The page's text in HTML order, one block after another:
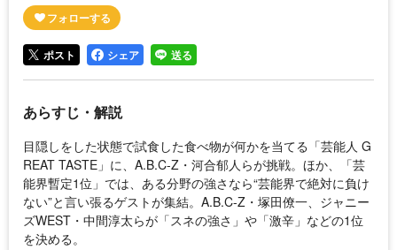
ポスト シェア 送る
あらすじ・解説
目隠しをした状態で試食した食べ物が何かを当てる「芸能人 G
REAT TASTE」に、A.B.C-Z・河合郁人らが挑戦。ほか、「芸
能界暫定1位」では、ある分野の強さなら“芸能界で絶対に負け
ない”と言い張るゲストが集結。A.B.C-Z・塚田僚一、ジャニー
ズWEST・中間淳太らが「スネの強さ」や「激辛」などの1位
を決める。